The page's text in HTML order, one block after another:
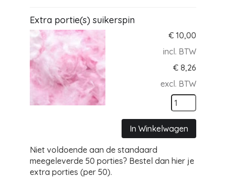
Extra portie(s) suikerspin
€ 10,00
incl. BTW
€ 8,26
excl. BTW
In Winkelwagen
Niet voldoende aan de standaard
meegeleverde 50 porties? Bestel dan hier je
extra porties (per 50).